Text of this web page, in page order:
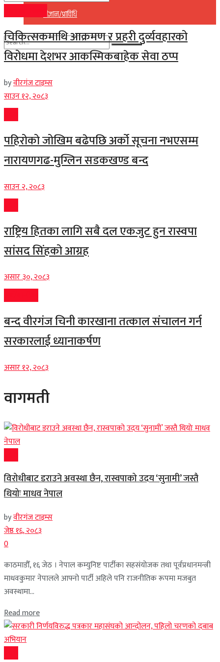
विज्ञान/प्राविधि
No Result
View All Result
View All Result
चिकित्सकमाथि आक्रमण र प्रहरी दुर्व्यवहारको
विरोधमा देशभर आकस्मिकबाहेक सेवा ठप्प
byवीरगंज टाइम्स
साउन १२, २०८३
पहिरोको जोखिम बढेपछि अर्को सूचना नभएसम्म
नारायणगढ-मुग्लिन सडकखण्ड बन्द
साउन २, २०८३
राष्ट्रिय हितका लागि सबै दल एकजुट हुन रास्वपा
सांसद सिंहको आग्रह
असार ३०, २०८३
बन्द वीरगंज चिनी कारखाना तत्काल संचालन गर्न
सरकारलाई ध्यानाकर्षण
असार १२, २०८३
वागमती
विरोधीबाट डराउने अवस्था छैन, रास्वपाको उदय ‘सुनामी’ जस्तै
थियोः माधव नेपाल
byवीरगंज टाइम्स
जेष्ठ १६, २०८३
0
काठमाडौँ, १६ जेठ । नेपाल कम्युनिष्ट पार्टीका सहसंयोजक तथा पूर्वप्रधानमन्त्री
माधवकुमार नेपालले आफ्नो पार्टी अहिले पनि राजनीतिक रूपमा मजबुत
अवस्थामा...
Read more